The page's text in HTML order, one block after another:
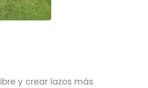
y crear lazos más